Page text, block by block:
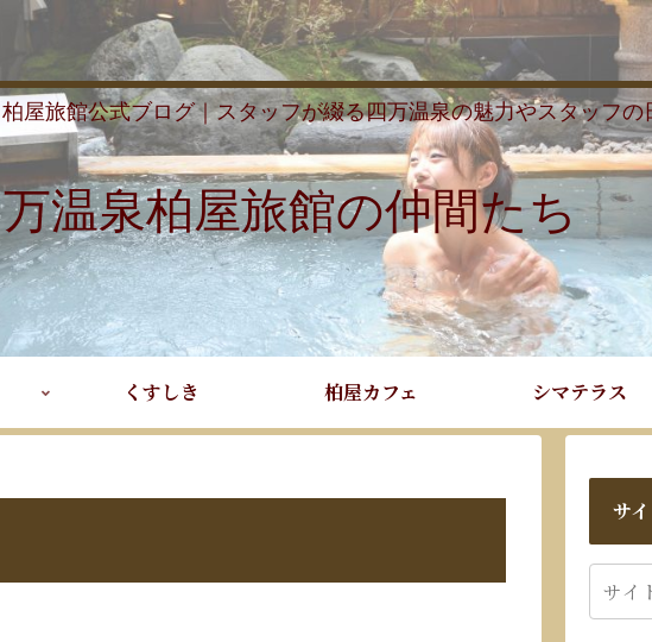
屋旅館公式ブログ｜スタッフが綴る四万温泉の魅力やスタッフの
温泉柏屋旅館の仲間たち
くすしき 柏屋カフェ シマテラス
サ